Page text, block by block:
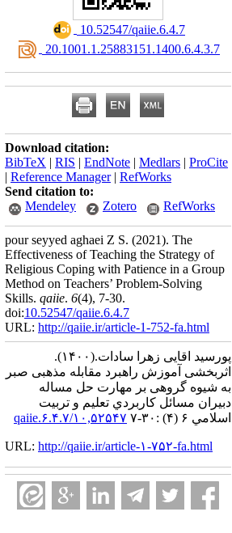
‎ 10.52547/qaiie.6.4.7
‎ 20.1001.1.25883151.1400.6.4.3.7
Download citation:
BibTeX | RIS | EndNote | Medlars | ProCite
| Reference Manager| RefWorks
Send citation to:
Mendeley
Zotero RefWorks
pour seyyed aghaei Z S. (2021). The
Effectiveness of Teaching the Strategy of
Religious Coping with Patience in a Group
Method on Teachers’ Problem-Solving
Skills. qaiie. 6(4), 7-30.
doi:10.52547/qaiie.6.4.7
URL: http://qaiie.ir/article-1-752-fa.html
پورسید اقایی زهرا سادات.(۱۴۰۰).
اثربخشی آموزش راهبرد مقابله مذهبی صبر
به شیوه گروهی بر مهارت حل مساله
دبیران مسائل كاربردي تعليم و تربيت
اسلامي ۶ (۴) :۳۰-۷
۱۰,۵۲۵۴۷/qaiie.۶.۴.۷
URL: http://qaiie.ir/article-۱-۷۵۲-fa.html